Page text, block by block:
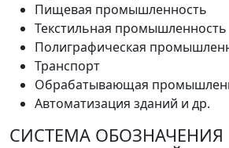
Пищевая промышленность
Текстильная промышленность
Полиграфическая
Транспорт
Обрабатывающая
Автоматизация зданий и др.
СИСТЕМА ОБОЗНАЧЕНИЯ